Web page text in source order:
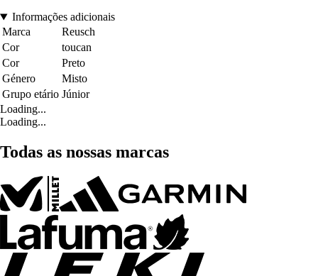
Informações adicionais
Marca
Reusch
Cor
toucan
Cor
Preto
Género
Misto
Grupo etário Júnior
Loading...
Loading...
Todas as nossas marcas